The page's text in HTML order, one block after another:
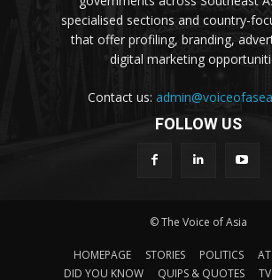
specialised sections and country-
that offer profiling, branding,
digital marketing
Contact us:
FOLLOW US
© The Voice of Asia
HOMEPAGE STORIES POLITICS
DID YOU KNOW
QUIPS & QUOTES TV